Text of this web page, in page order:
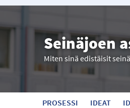
Seinäjoen
Miten sinä edistäisit
PROSESSI IDEAT